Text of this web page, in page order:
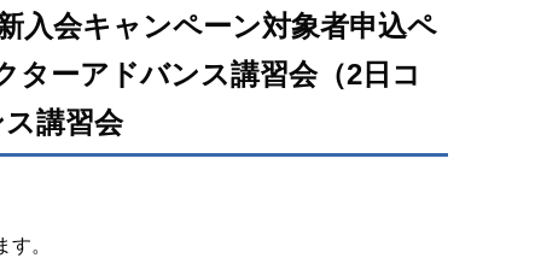
入会キャンペーン対象者申込ペ
アドバンス講習会（2日コ
講習会
。